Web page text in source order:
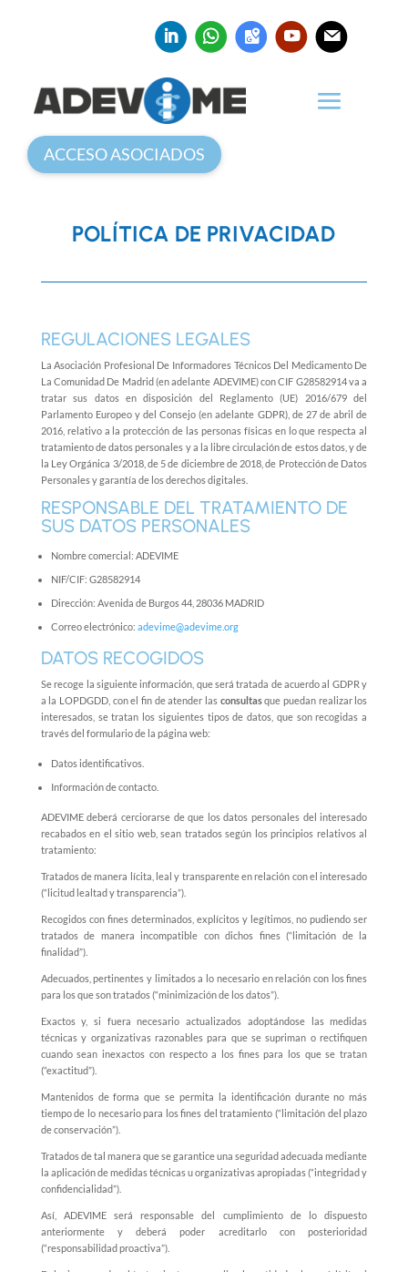
ACCESO ASOCIADOS
POLÍTICA DE PRIVACIDAD
REGULACIONES LEGALES
La Asociación Profesional De Informadores Técnicos Del Medicamento De
La Comunidad De Madrid (en adelante ADEVIME) con CIF G28582914 va a
tratar sus datos en disposición del Reglamento (UE) 2016/679 del
Parlamento Europeo y del Consejo (en adelante GDPR), de 27 de abril de
2016, relativo a la protección de las personas físicas en lo que respecta al
tratamiento de datos personales y a la libre circulación de estos datos, y de
la Ley Orgánica 3/2018, de 5 de diciembre de 2018, de Protección de Datos
Personales y garantía de los derechos digitales.
RESPONSABLE DEL TRATAMIENTO DE
SUS DATOS PERSONALES
Nombre comercial: ADEVIME
NIF/CIF: G28582914
Dirección: Avenida de Burgos 44, 28036 MADRID
Correo electrónico: adevime@adevime.org
DATOS RECOGIDOS
Se recoge la siguiente información, que será tratada de acuerdo al GDPR y
a la LOPDGDD, con el fin de atender las consultasque puedan realizar los
interesados, se tratan los siguientes tipos de datos, que son recogidas a
través del formulario de la página web:
Datos identificativos.
Información de contacto.
ADEVIME deberá cerciorarse de que los datos personales del interesado
recabados en el sitio web, sean tratados según los principios relativos al
tratamiento:
Tratados de manera lícita, leal y transparente en relación con el interesado
(“licitud lealtad ytransparencia”).
Recogidos con fines determinados, explícitos y legítimos, no pudiendo ser
tratados de manera incompatible con dichos fines (“limitación de la
finalidad”).
Adecuados, pertinentes y limitados a lo necesario en relación con los fines
para los que son tratados (“minimización de los datos”).
Exactos y, si fuera necesario actualizados adoptándose las medidas
técnicas y organizativas razonables para que se supriman o rectifiquen
cuando sean inexactos con respecto a los finespara los que setratan
(“exactitud”).
Mantenidos de forma que se permita la identificación durante no más
tiempo de lo necesario para los fines del tratamiento (“limitación del plazo
de conservación”).
Tratados de tal manera que se garantice una seguridad adecuada mediante
la aplicación de medidas técnicas u organizativas apropiadas (“integridad y
confidencialidad”).
Así, ADEVIME será responsable del cumplimiento de lo dispuesto
anteriormente y deberá poder acreditarlo con posterioridad
(“responsabilidad proactiva”).